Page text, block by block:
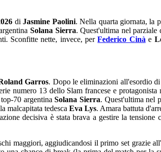
diJasmine Paolini. Nella quarta giornata, la
Solana Sierra. Quest'ultima nel parziale
Sconfitte nette, invece, perFederico Cinà e
Garros. Dopo le eliminazioni all'esordio
numero 13 dello Slam francese e
70 argentinaSolana Sierra. Quest'ultima nel
malcapitata tedesca Eva Lys. Amara battuta
decisiva è stata brava a gestire la
maggiori, aggiudicandosi il primo set grazie